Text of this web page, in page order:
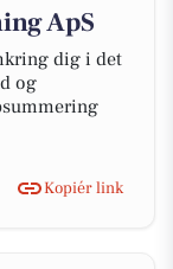
ApS
dig i det
og
Kopiér link